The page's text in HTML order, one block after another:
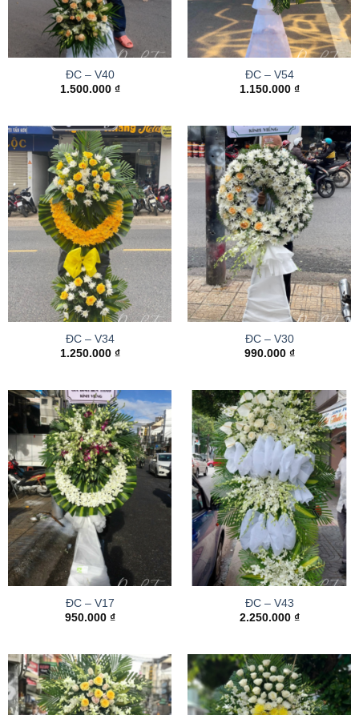
ĐC – V40
1.500.000 ₫
ĐC – V54
1.150.000 ₫
ĐC – V34
1.250.000 ₫
ĐC – V30
990.000 ₫
ĐC – V17
950.000 ₫
ĐC – V43
2.250.000 ₫